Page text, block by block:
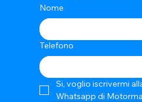
Nome
Telefono
Si, voglio iscrivermi
Whatsapp di